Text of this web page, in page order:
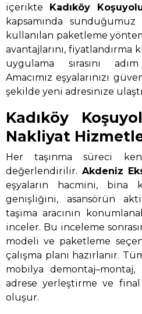
içerikte
Kadıköy
kapsamında sunduğumuz
kullanılan paketleme
avantajlarını, fiyatlandırma
uygulama sırasını
Amacımız eşyalarınızı
şekilde yeni adresinize
Kadıköy
Nakliyat
Her taşınma süreci
değerlendirilir. Akdeniz
eşyaların hacmini, bina
genişliğini, asansörün
taşıma aracının
inceler. Bu inceleme
modeli ve paketleme
çalışma planı hazırlanır.
mobilya
adrese yerleştirme ve final
oluşur.